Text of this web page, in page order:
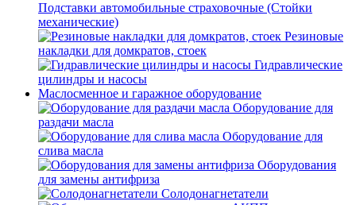
Подставки автомобильные страховочные (Стойки
механические)
Резиновые
накладки для домкратов, стоек
Гидравлические
цилиндры и насосы
Маслосменное и гаражное оборудование
Оборудование для
раздачи масла
Оборудование для
слива масла
Оборудования
для замены антифриза
Солодонагнетатели